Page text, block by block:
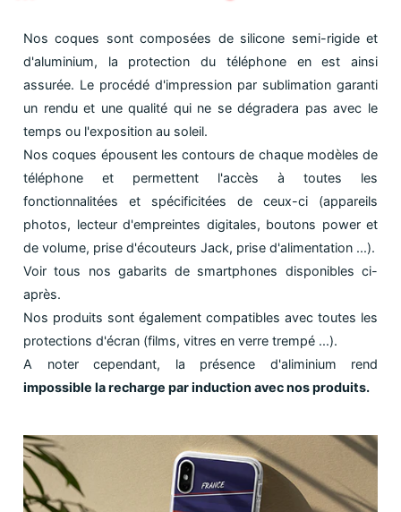
Nos coques sont composées de silicone semi-rigide et
d'aluminium, la protection du téléphone en est ainsi
assurée. Le procédé d'impression par sublimation garanti
un rendu et une qualité qui ne se dégradera pas avec le
temps ou l'exposition au soleil.
Nos coques épousent les contours de chaque modèles de
téléphone et permettent l'accès à toutes les
fonctionnalitées et spécificitées de ceux-ci (appareils
photos, lecteur d'empreintes digitales, boutons power et
de volume, prise d'écouteurs Jack, prise d'alimentation ...).
Voir tous nos gabarits de smartphones disponibles ci-
après.
Nos produits sont également compatibles avec toutes les
protections d'écran (films, vitres en verre trempé ...).
A noter cependant, la présence d'aliminium rend
impossible la recharge par induction avec nos produits.